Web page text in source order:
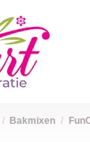
Bakmixen